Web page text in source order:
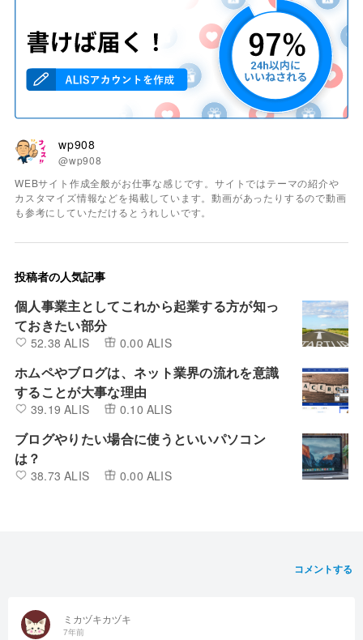
wp908
@wp908
WEBサイト作成全般がお仕事な感じです。サイトではテーマの紹介や
カスタマイズ情報などを掲載しています。動画があったりするので動画
も参考にしていただけるとうれしいです。
投稿者の人気記事
個人事業主としてこれから起業する方が知っ
ておきたい部分
52.38 ALIS 0.00 ALIS
ホムペやブログは、ネット業界の流れを意識
することが大事な理由
39.19 ALIS 0.10 ALIS
ブログやりたい場合に使うといいパソコン
は？
38.73 ALIS 0.00 ALIS
コメントする
ミカヅキカヅキ
7年前